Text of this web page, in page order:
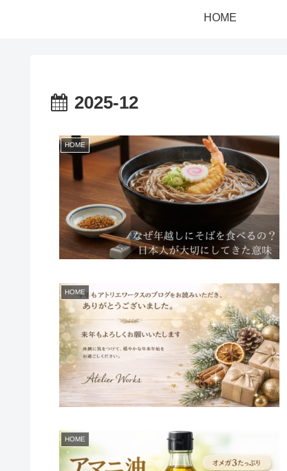
HOME
2025-12
HOME
HOME
HOME